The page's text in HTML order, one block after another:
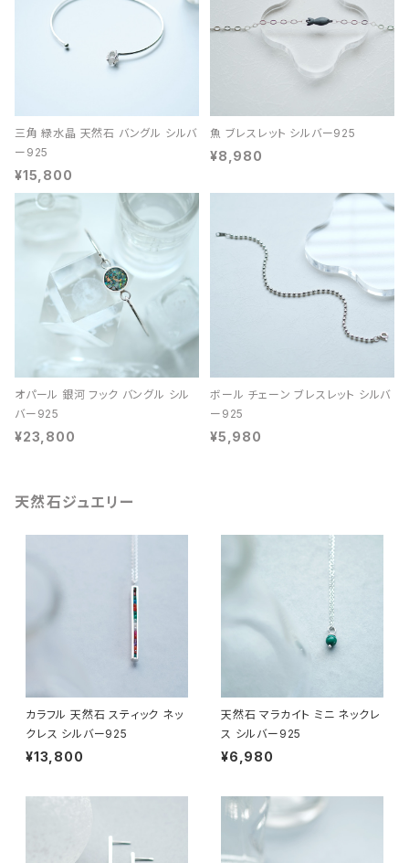
三角 緑水晶 天然石 バングル シルバ
ー925
¥15,800
魚 ブレスレット シルバー925
¥8,980
オパール 銀河 フック バングル シル
バー925
¥23,800
ボール チェーン ブレスレット シルバ
ー925
¥5,980
天然石ジュエリー
カラフル 天然石 スティック ネッ
クレス シルバー925
¥13,800
天然石 マラカイト ミニ ネックレ
ス シルバー925
¥6,980